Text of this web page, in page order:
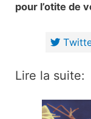
pour l’otite de
Lire la suite: